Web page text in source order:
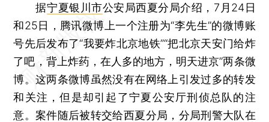
据宁夏银川市公安局西夏分局介绍，7月24日
和25日，腾讯微博上一个注册为“李先生”的微博账
号先后发布了“我要炸北京地铁”“把北京天安门给炸
了吧，背上炸药，在人多的地方，明天进京”两条微
博。这两条微博虽然没有在网络上引发过多的转发
和关注，但是却引起了宁夏公安厅刑侦总队的注
意。案件随后被转交给西夏分局，分局刑警大队在